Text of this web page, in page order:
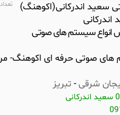
تعداد
سعید اندرکانی(اکوهنگ)
اندرکانی
انواع سیستم های صوتی
صوتی حرفه ای اکوهنگ-
شرقی- تبریز